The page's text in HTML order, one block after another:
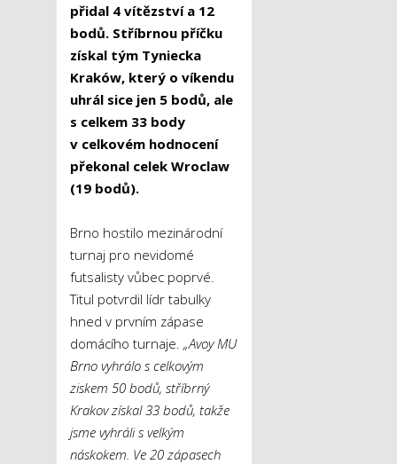
přidal 4 vítězství a 12
bodů. Stříbrnou příčku
získal tým Tyniecka
Kraków, který o víkendu
uhrál sice jen 5 bodů, ale
s celkem 33 body
v celkovém hodnocení
překonal celek Wroclaw
(19 bodů).
Brno hostilo mezinárodní
turnaj pro nevidomé
futsalisty vůbec poprvé.
Titul potvrdil lídr tabulky
hned v prvním zápase
domácího turnaje. „Avoy MU
Brno vyhrálo s celkovým
ziskem 50 bodů, stříbrný
Krakov získal 33 bodů, takže
jsme vyhráli s velkým
náskokem. Ve 20 zápasech